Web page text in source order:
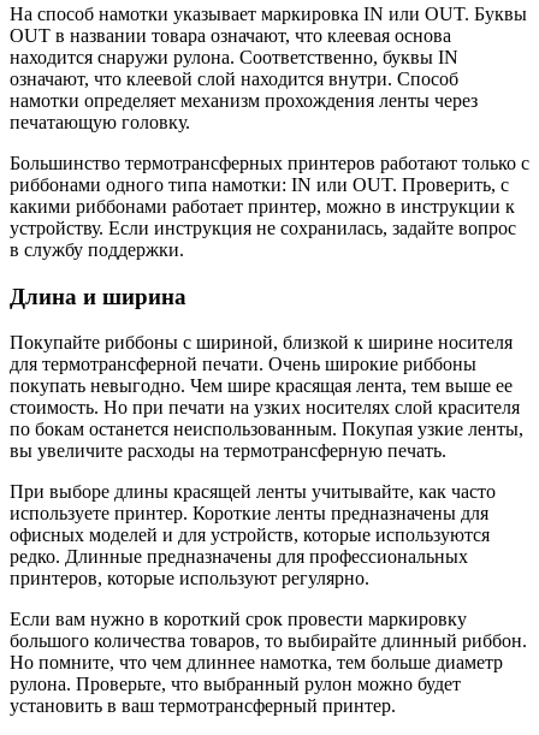
На способ намотки указывает маркировка IN или OUT. Буквы
OUT в названии товара означают, что клеевая основа
находится снаружи рулона. Соответственно, буквы IN
означают, что клеевой слой находится внутри. Способ
намотки определяет механизм прохождения ленты через
печатающую головку.
Большинство термотрансферных принтеров работают только с
риббонами одного типа намотки: IN или OUT. Проверить, с
какими риббонами работает принтер, можно в инструкции к
устройству. Если инструкция не сохранилась, задайте вопрос
в службу поддержки.
Длина и ширина
Покупайте риббоны с шириной, близкой к ширине носителя
для термотрансферной печати. Очень широкие риббоны
покупать невыгодно. Чем шире красящая лента, тем выше ее
стоимость. Но при печати на узких носителях слой красителя
по бокам останется неиспользованным. Покупая узкие ленты,
вы увеличите расходы на термотрансферную печать.
При выборе длины красящей ленты учитывайте, как часто
используете принтер. Короткие ленты предназначены для
офисных моделей и для устройств, которые используются
редко. Длинные предназначены для профессиональных
принтеров, которые используют регулярно.
Если вам нужно в короткий срок провести маркировку
большого количества товаров, то выбирайте длинный риббон.
Но помните, что чем длиннее намотка, тем больше диаметр
рулона. Проверьте, что выбранный рулон можно будет
установить в ваш термотрансферный принтер.